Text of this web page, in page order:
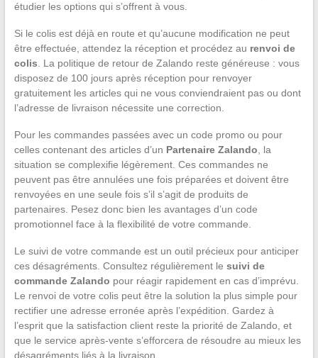
étudier les options qui s’offrent à vous.
Si le colis est déjà en route et qu’aucune modification ne peut
être effectuée, attendez la réception et procédez au renvoi de
colis. La politique de retour de Zalando reste généreuse : vous
disposez de 100 jours après réception pour renvoyer
gratuitement les articles qui ne vous conviendraient pas ou dont
l’adresse de livraison nécessite une correction.
Pour les commandes passées avec un code promo ou pour
celles contenant des articles d’un Partenaire Zalando, la
situation se complexifie légèrement. Ces commandes ne
peuvent pas être annulées une fois préparées et doivent être
renvoyées en une seule fois s’il s’agit de produits de
partenaires. Pesez donc bien les avantages d’un code
promotionnel face à la flexibilité de votre commande.
Le suivi de votre commande est un outil précieux pour anticiper
ces désagréments. Consultez régulièrement le suivi de
commande Zalando pour réagir rapidement en cas d’imprévu.
Le renvoi de votre colis peut être la solution la plus simple pour
rectifier une adresse erronée après l’expédition. Gardez à
l’esprit que la satisfaction client reste la priorité de Zalando, et
que le service après-vente s’efforcera de résoudre au mieux les
désagréments liés à la livraison.